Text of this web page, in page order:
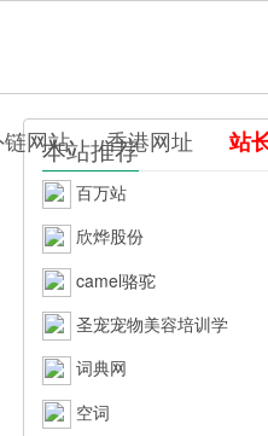
网站 香港网址 站
本站推荐
百万站
欣烨股份
camel骆驼
圣宠宠物美容培训学
词典网
空词